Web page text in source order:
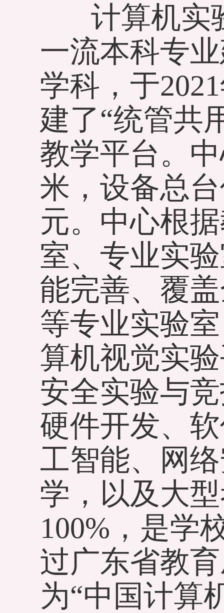
计算机实
一流本科专
学科，于
建了“统管共
教学平台。
米，设备总
元。中心根
室、专业实
能完善、覆
等专业实验
算机视觉实
安全实验与
硬件开发、
工智能、网
学，以及大
100%，是学
过广东省教
为“中国计算